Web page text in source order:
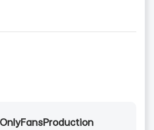
OnlyFansProduction